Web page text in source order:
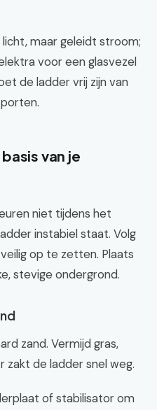
licht, maar geleidt stroom;
voor een glasvezel
de ladder vrij zijn van
van je
niet tijdens het
instabiel staat. Volg
op te zetten. Plaats
stevige ondergrond.
zand. Vermijd gras,
zakt de ladder snel weg.
of stabilisator om